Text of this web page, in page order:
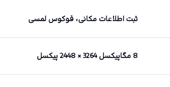
ثبت اطلاعات مکانی، فوکوس لمسی
8 مگاپیکسل 3264 × 2448 پیکسل